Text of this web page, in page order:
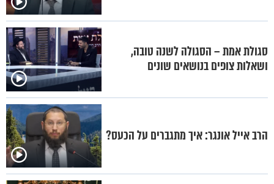
סגולת אמת – הסגולה לשנה טובה,
ושאלות צופים בנושאים שונים
הרב אייל אונגר: איך מתגברים על הכעס?